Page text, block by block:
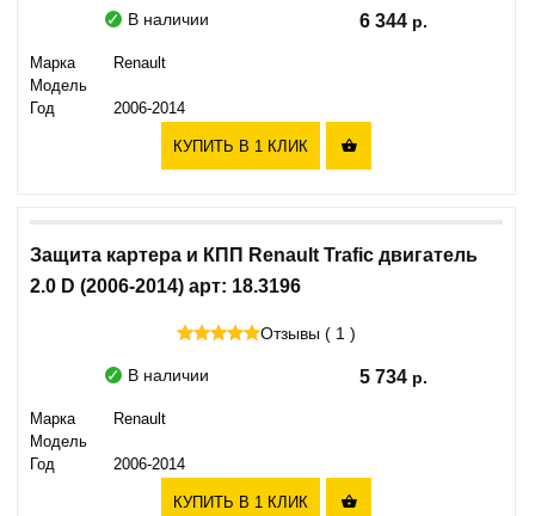
В наличии 6 344
Марка
Renault
Модель
Год
2006-2014
КУПИТЬ В 1 КЛИК 
Защита картера и КПП Renault Trafic двигатель
2.0 D (2006-2014) арт: 18.3196
Отзывы ( 1 )
В наличии 5 734
Марка
Renault
Модель
Год
2006-2014
КУПИТЬ В 1 КЛИК 